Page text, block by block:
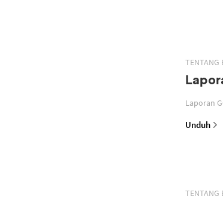
TENTANG
Laporan
Unduh
TENTANG